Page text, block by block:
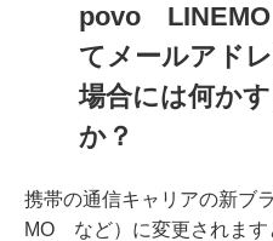
povo LINEMO
てメールアド
場合には何か
か？
携帯の通信キャリアの新
MO など）に変更されます